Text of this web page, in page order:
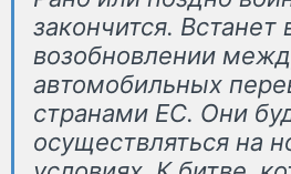
закончится. Встанет
возобновлении
автомобильных
странами ЕС. Они
осуществляться на